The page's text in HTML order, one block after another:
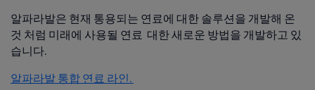
알파라발은 현재 통용되는 연료에 대한 솔루션을 개발해 온
것 처럼 미래에 사용될 연료 대한 새로운 방법을 개발하고 있
습니다.
알파라발 통합 연료 라인.